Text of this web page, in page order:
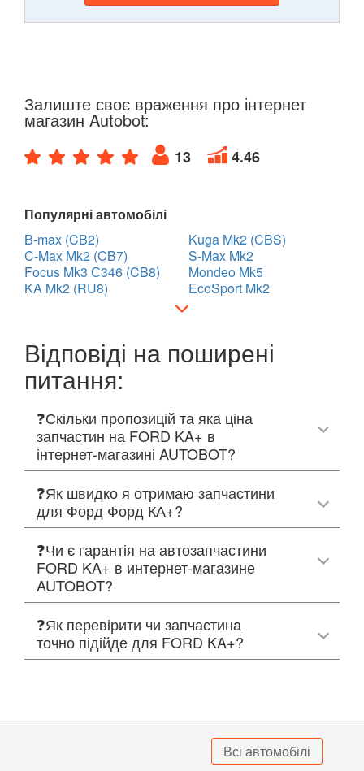
Залиште своє враження про інтернет
магазин Autobot:
13 4.46
Популярні автомобілі
B-max (CB2)
C-Max Mk2 (CB7)
Focus Mk3 С346 (CB8)
KA Mk2 (RU8)
Kuga Mk2 (CBS)
S-Max Mk2
Mondeo Mk5
EcoSport Mk2
Відповіді на поширені
питання:
❓Скільки пропозицій та яка ціна
запчастин на FORD KA+ в
інтернет-магазині AUTOBOT?
❓Як швидко я отримаю запчастини
для Форд Форд КА+?
❓Чи є гарантія на автозапчастини
FORD KA+ в интернет-магазине
AUTOBOT?
❓Як перевірити чи запчастина
точно підійде для FORD KA+?
Всі автомобілі